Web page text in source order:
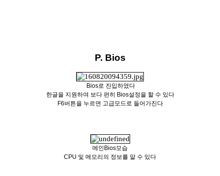
P. Bios
Bios로 진입하였다
한글을 지원하여 보다 편히 Bios설정을 할 수 있다
F6버튼을 누르면 고급모드로 들어가진다
메인Bios모습
CPU 및 메모리의 정보를 알 수 있다